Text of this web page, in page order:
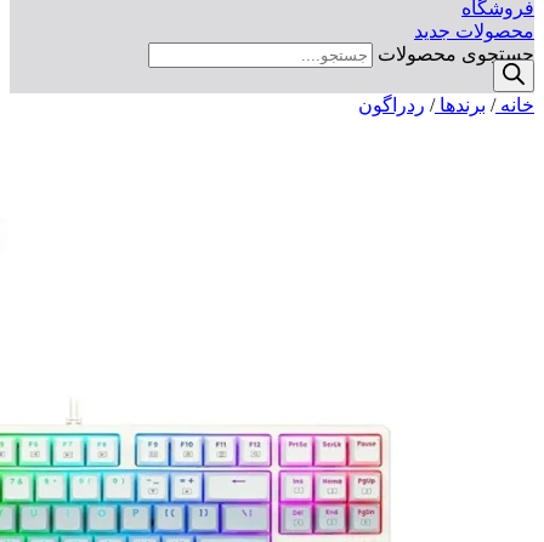
فروشگاه
محصولات جدید
جستجوی محصولات
خانه/ برندها/ ردراگون